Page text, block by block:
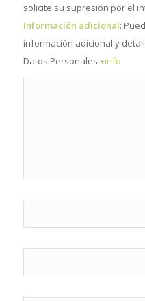
solicite su supresión por el
Información adicional:
información adicional y
Datos Personales +info